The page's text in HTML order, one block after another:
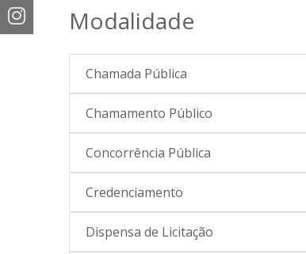
Modalidade
Chamada Pública
Chamamento Público
Concorrência Pública
Credenciamento
Dispensa de Licitação